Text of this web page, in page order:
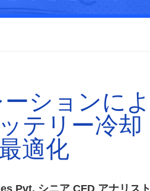
ションによ
テリー冷却
適化
Pvt. シニア CFD アナリスト